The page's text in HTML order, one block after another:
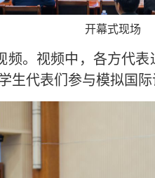
开幕式现场
频。视频中，各方代
生代表们参与模拟国